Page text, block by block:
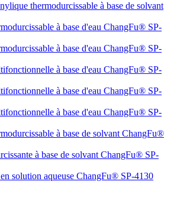
thermodurcissable à base de solvant
à base d'eau ChangFu® SP-
à base d'eau ChangFu® SP-
à base d'eau ChangFu® SP-
à base d'eau ChangFu® SP-
à base d'eau ChangFu® SP-
à base de solvant ChangFu®
à base de solvant ChangFu® SP-
solution aqueuse ChangFu® SP-4130